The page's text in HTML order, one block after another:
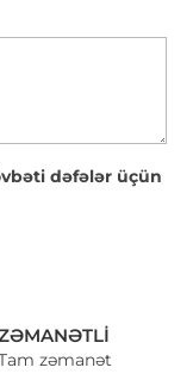
dəfələr üçün
zəmanət